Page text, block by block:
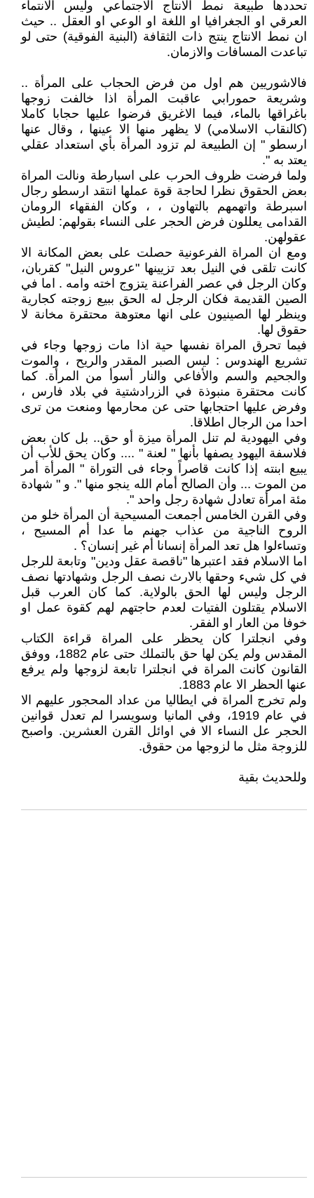
تحددها طبيعة نمط الانتاج الاجتماعي وليس الانتماء
العرقي او الجغرافيا او اللغة او الوعي او العقل .. حيث
ان نمط الانتاج ينتج ذات الثقافة (البنية الفوقية) حتى لو
تباعدت المسافات والازمان.
فالاشوريين هم اول من فرض الحجاب على المرأة ..
وشريعة حمورابي عاقبت المرأة اذا خالفت زوجها
باغراقها بالماء، فيما الاغريق فرضوا عليها حجابا كاملا
(كالنقاب الاسلامي) لا يظهر منها الا عينها ، وقال عنها
ارسطو " إن الطبيعة لم تزود المرأة بأي استعداد عقلي
يعتد به ".
ولما فرضت ظروف الحرب على اسبارطة ونالت المراة
بعض الحقوق نظرا لحاجة قوة عملها انتقد ارسطو رجال
اسبرطة واتهمهم بالتهاون ، ، وكان الفقهاء الرومان
القدامى يعللون فرض الحجر على النساء بقولهم: لطيش
عقولهن.
ومع ان المراة الفرعونية حصلت على بعض المكانة الا
كانت تلقى في النيل بعد تزيينها "عروس النيل" كقربان،
وكان الرجل في عصر الفراعنة يتزوج اخته وامه . اما في
الصين القديمة فكان الرجل له الحق ببيع زوجته كجارية
وينظر لها الصينيون على انها معتوهة محتقرة مخانة لا
حقوق لها.
فيما تحرق المراة نفسها حية اذا مات زوجها وجاء في
تشريع الهندوس : ليس الصبر المقدر والريح ، والموت
والجحيم والسم والأفاعي والنار أسوأ من المرأة. كما
كانت محتقرة منبوذة في الزرادشتية في بلاد فارس ،
وفرض عليها احتجابها حتى عن محارمها ومنعت من ترى
احدا من الرجال اطلاقا.
وفي اليهودية لم تنل المرأة ميزة أو حق.. بل كان بعض
فلاسفة اليهود يصفها بأنها " لعنة " .... وكان يحق للأب أن
يبيع ابنته إذا كانت قاصراً وجاء فى التوراة " المرأة أمر
من الموت ... وأن الصالح أمام الله ينجو منها ". و " شهادة
مئة امرأة تعادل شهادة رجل واحد ".
وفي القرن الخامس أجمعت المسيحية أن المرأة خلو من
الروح الناجية من عذاب جهنم ما عدا أم المسيح ،
وتساءلوا هل تعد المرأة إنسانا أم غير إنسان؟ .
اما الاسلام فقد اعتبرها "ناقصة عقل ودين" وتابعة للرجل
في كل شيء وحقها بالارث نصف الرجل وشهادتها نصف
الرجل وليس لها الحق بالولاية. كما كان العرب قبل
الاسلام يقتلون الفتيات لعدم حاجتهم لهم كقوة عمل او
خوفا من العار او الفقر.
وفي انجلترا كان يحظر على المراة قراءة الكتاب
المقدس ولم يكن لها حق بالتملك حتى عام 1882، ووفق
القانون كانت المراة في انجلترا تابعة لزوجها ولم يرفع
عنها الحظر الا عام 1883.
ولم تخرج المراة في ايطاليا من عداد المحجور عليهم الا
في عام 1919، وفي المانيا وسويسرا لم تعدل قوانين
الحجر عل النساء الا في اوائل القرن العشرين. واصبح
للزوجة مثل ما لزوجها من حقوق.
وللحديث بقية